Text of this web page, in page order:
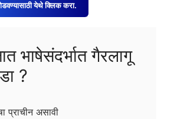
येथे क्लिक करा.
भाषेसंदर्भात गैरलागू
?
प्राचीन असावी